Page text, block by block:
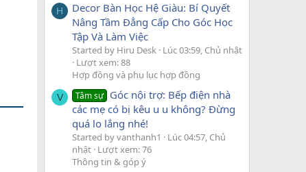
H
Decor Bàn Học Hệ Giàu: Bí Quyết
Nâng Tầm Đẳng Cấp Cho Góc Học
Tập Và Làm Việc
Started by Hiru Desk Lúc 03:59, Chủ nhật
Lượt xem: 88
Hợp đồng và phụ lục hợp đồng
V Tâm sự Góc nội trợ: Bếp điện nhà
các mẹ có bị kêu u u không? Đừng
quá lo lắng nhé!
Started by vanthanh1
Lúc 04:57, Chủ
nhật Lượt xem: 76
Thông tin & góp ý